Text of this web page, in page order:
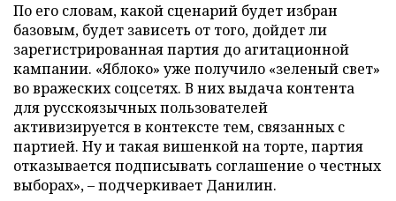
По его словам, какой сценарий будет избран
базовым, будет зависеть от того, дойдет ли
зарегистрированная партия до агитационной
кампании. «Яблоко» уже получило «зеленый свет»
во вражеских соцсетях. В них выдача контента
для русскоязычных пользователей
активизируется в контексте тем, связанных с
партией. Ну и такая вишенкой на торте, партия
отказывается подписывать соглашение о честных
выборах», – подчеркивает Данилин.